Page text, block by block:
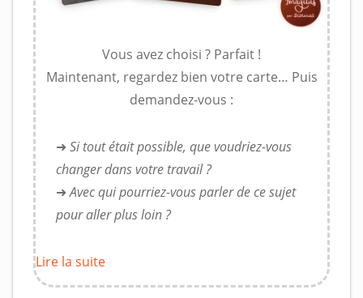
Vous avez choisi ? Parfait !
Maintenant, regardez bien votre carte… Puis
demandez-vous :
➜ Si tout était possible, que voudriez-vous
changer dans votre travail ?
➜Avec qui pourriez-vous parler de ce sujet
pour aller plus loin ?
Lire la suite